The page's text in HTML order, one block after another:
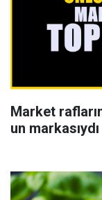
Market
un markasıydı